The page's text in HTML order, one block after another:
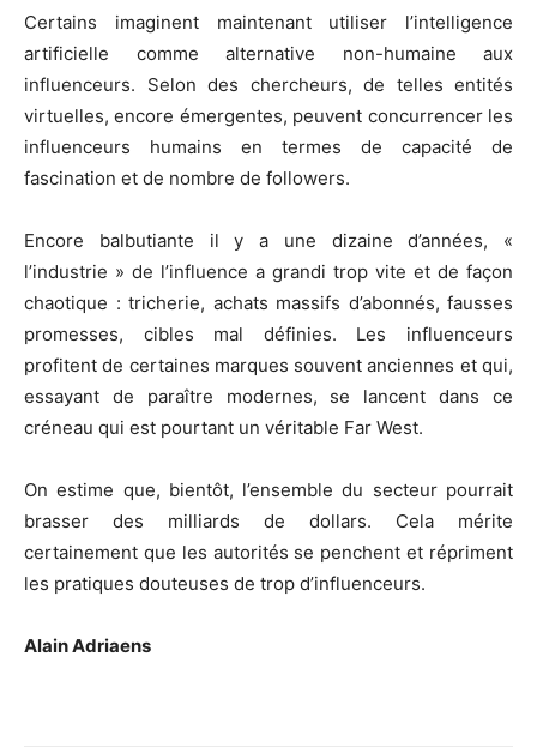
Certains imaginent maintenant utiliser l’intelligence
artificielle comme alternative non-humaine aux
influenceurs. Selon des chercheurs, de telles entités
virtuelles, encore émergentes, peuvent concurrencer les
influenceurs humains en termes de capacité de
fascination et de nombre de followers.
Encore balbutiante il y a une dizaine d’années, «
l’industrie » de l’influence a grandi trop vite et de façon
chaotique : tricherie, achats massifs d’abonnés, fausses
promesses, cibles mal définies. Les influenceurs
profitent de certaines marques souvent anciennes et qui,
essayant de paraître modernes, se lancent dans ce
créneau qui est pourtant un véritable Far West.
On estime que, bientôt, l’ensemble du secteur pourrait
brasser des milliards de dollars. Cela mérite
certainement que les autorités se penchent et répriment
les pratiques douteuses de trop d’influenceurs.
Alain Adriaens